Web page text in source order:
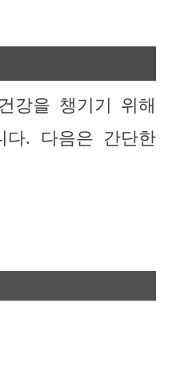
강을 챙기기 위해
다. 다음은 간단한